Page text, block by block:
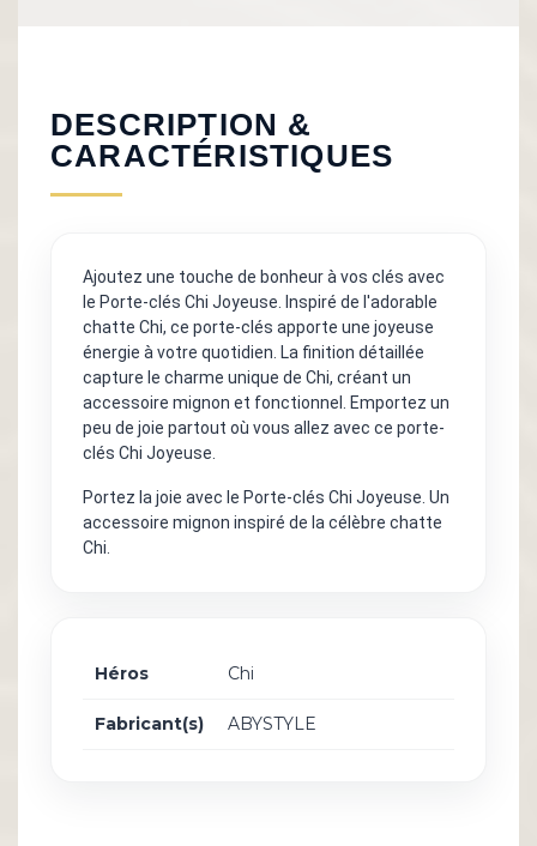
DESCRIPTION &
CARACTÉRISTIQUES
Ajoutez une touche de bonheur à vos clés avec
le Porte-clés Chi Joyeuse. Inspiré de l'adorable
chatte Chi, ce porte-clés apporte une joyeuse
énergie à votre quotidien. La finition détaillée
capture le charme unique de Chi, créant un
accessoire mignon et fonctionnel. Emportez un
peu de joie partout où vous allez avec ce porte-
clés Chi Joyeuse.
Portez la joie avec le Porte-clés Chi Joyeuse. Un
accessoire mignon inspiré de la célèbre chatte
Chi.
Héros Chi
Fabricant(s) ABYSTYLE